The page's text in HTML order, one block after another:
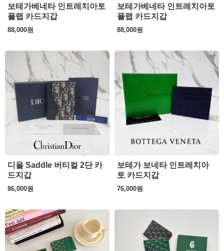
보테가베네타 인트레치아토
플랩 카드지갑
88,000원
보테가베네타 인트레치아토
플랩 카드지갑
88,000원
디올 Saddle 버티컬 2단 카
드지갑
86,000원
보테가 보네타 인트레치아
토 카드지갑
76,000원